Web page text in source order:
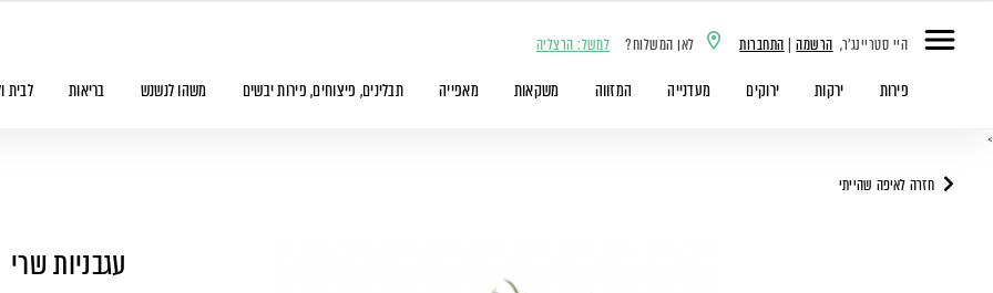
היי סטריינג'ר, הרשמה| התחברות לאן המשלוח? למשל: הרצליה
פירות ירקות ירוקים מעדנייה המזווה משקאות מאפייה תבלינים, פיצוחים, פירות יבשים משהו לנשנש בריאות לבית
>
חזרה לאיפה שהייתי
עגבניות שרי